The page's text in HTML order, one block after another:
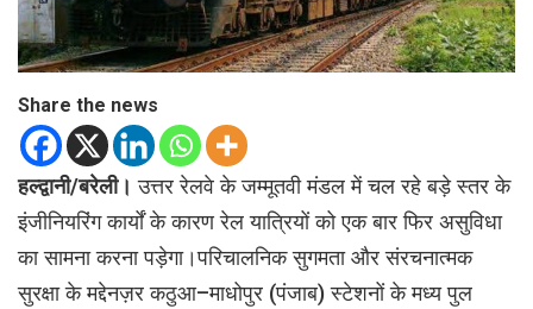
Share the news
हल्द्वानी/बरेली।उत्तर रेलवे के जम्मूतवी मंडल में चल रहे बड़े स्तर के
इंजीनियरिंग कार्यों के कारण रेल यात्रियों को एक बार फिर असुविधा
का सामना करना पड़ेगा।परिचालनिक सुगमता और संरचनात्मक
सुरक्षा के मद्देनज़र कठुआ–माधोपुर (पंजाब) स्टेशनों के मध्य पुल